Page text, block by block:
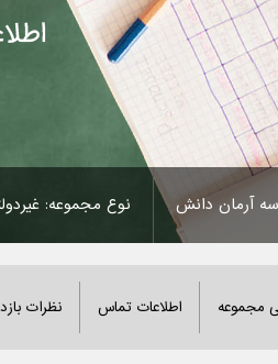
آرمان دانش نوع مجموعه:
مجموعه اطلاعات تماس نظرات